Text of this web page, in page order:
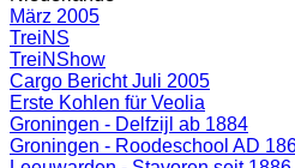
März 2005
TreiNS
TreiNShow
Cargo Bericht Juli 2005
Erste Kohlen für Veolia
Groningen - Delfzijl ab 1884
Groningen - Roodeschool AD